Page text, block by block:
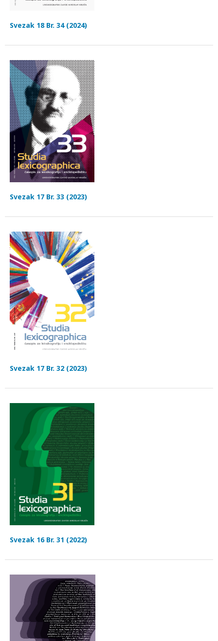
Svezak 18 Br. 34 (2024)
Svezak 17 Br. 33 (2023)
Svezak 17 Br. 32 (2023)
Svezak 16 Br. 31 (2022)